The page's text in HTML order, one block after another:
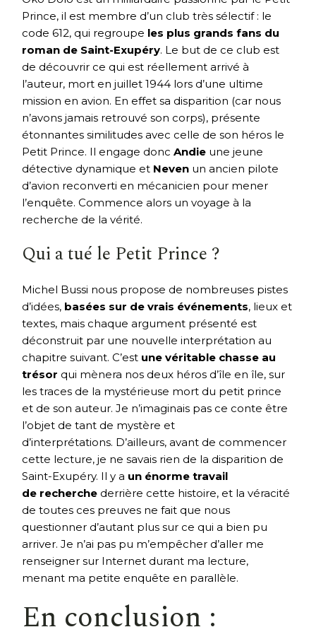
Prince, il est membre d’un club très sélectif : le
code 612, qui regroupe les plus grands fans du
roman de Saint-Exupéry. Le but de ce club est
de découvrir ce qui est réellement arrivé à
l’auteur, mort en juillet 1944 lors d’une ultime
mission en avion. En effet sa disparition (car nous
n’avons jamais retrouvé son corps), présente
étonnantes similitudes avec celle de son héros le
Petit Prince. Il engage doncAndie une jeune
détective dynamique et Neven un ancien pilote
d’avion reconverti en mécanicien pour mener
l’enquête. Commence alors un voyage à la
recherche de la vérité.
Qui a tué le Petit Prince ?
Michel Bussi nous propose de nombreuses pistes
d’idées, basées sur de vrais événements, lieux et
textes, mais chaque argument présenté est
déconstruit par une nouvelle interprétation au
chapitre suivant. C’est une véritable chasse au
trésor qui mènera nos deux héros d’île en île, sur
les traces de la mystérieuse mort du petit prince
et de son auteur. Je n’imaginais pas ce conte être
l’objet de tant de mystère et
d’interprétations. D’ailleurs, avant de commencer
cette lecture, je ne savais rien de la disparition de
Saint-Exupéry. Il y a un énorme travail
de recherche derrière cette histoire, et la véracité
de toutes ces preuves ne fait que nous
questionner d’autant plus sur ce qui a bien pu
arriver. Je n’ai pas pu m’empêcher d’aller me
renseigner sur Internet durant ma lecture,
menant ma petite enquête en parallèle.
En conclusion :